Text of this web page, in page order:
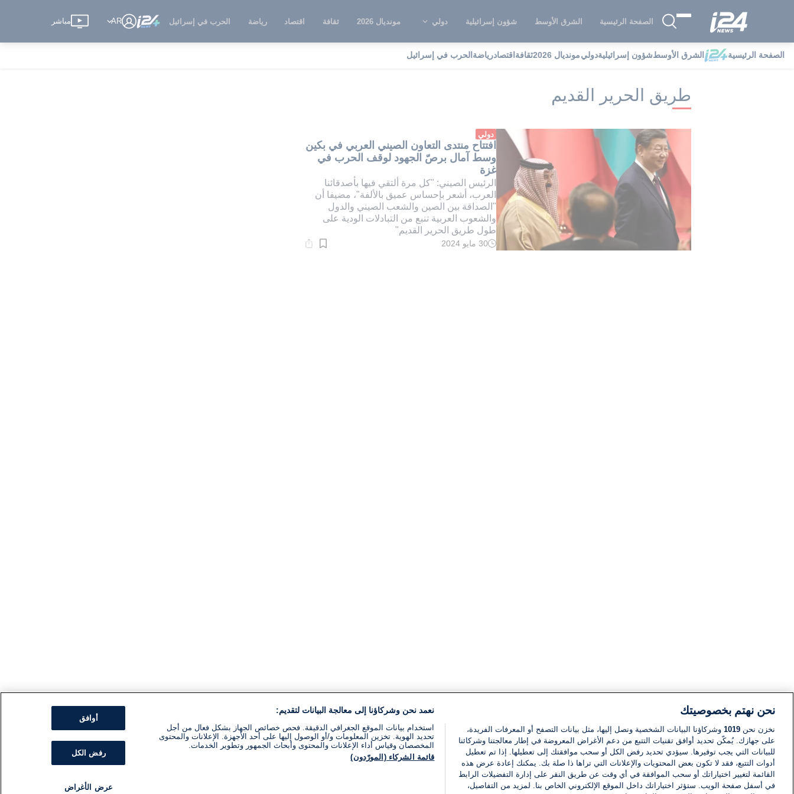
الصفحة الرئيسية الشرق الأوسط شؤون إسرائيلية دولي مونديال 2026 ثقافة اقتصاد رياضة الحرب في إسرائيل AR مباشر
الصفحة الرئيسية الشرق الأوسطشؤون إسرائيليةدوليمونديال 2026 ثقافة اقتصادرياضة الحرب في إسرائيل i24NEWS i24NEWS فهرس علامات طريق الحرير القديم
طريق الحرير القديم
دولي
افتتاح منتدى التعاون الصيني العربي في بكين
وسط آمال برصّ الجهود لوقف الحرب في
غزة
الرئيس الصيني: "كل مرة ألتقي فيها بأصدقائنا
العرب، أشعر بإحساس عميق بالألفة"، مضيفا أن
"الصداقة بين الصين والشعب الصيني والدول
والشعوب العربية تنبع من التبادلات الودية على
طول طريق الحرير القديم"
وقت
30 مايو 2024
نحن نهتم بخصوصيتك
نخزن نحن 1019 وشركاؤنا البيانات الشخصية ونصل إليها، مثل بيانات التصفح أو المعرفات الفريدة،
على جهازك. يُمكّن تحديد أوافق تقنيات التتبع من دعم الأغراض المعروضة في إطار معالجتنا وشركائنا
للبيانات التي يجب توفيرها. سيؤدي تحديد رفض الكل أو سحب موافقتك إلى تعطيلها. إذا تم تعطيل
أدوات التتبع، فقد لا تكون بعض المحتويات والإعلانات التي تراها ذا صلة بك. يمكنك إعادة عرض هذه
القائمة لتغيير اختياراتك أو سحب الموافقة في أي وقت عن طريق النقر على إدارة التفضيلات الرابط
في أسفل صفحة الويب. ستؤثر اختياراتك داخل الموقع الإلكتروني الخاص بنا. لمزيد من التفاصيل،
نعمد نحن وشركاؤنا إلى معالجة البيانات لتقديم:
استخدام بيانات الموقع الجغرافي الدقيقة. فحص خصائص الجهاز بشكل فعال من أجل
تحديد الهوية. تخزين المعلومات و/أو الوصول إليها على أحد الأجهزة. الإعلانات والمحتوى
المخصصان وقياس أداء الإعلانات والمحتوى وأبحاث الجمهور وتطوير الخدمات.
قائمة الشركاء (المورّدون)
أوافق
رفض الكل
عرض الأغراض